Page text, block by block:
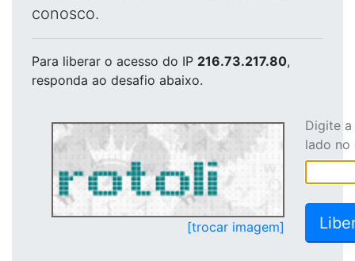
conosco.
Para liberar o acesso do IP 216.73.217.80,
responda ao desafio abaixo.
[trocar imagem]
Digite
lado no